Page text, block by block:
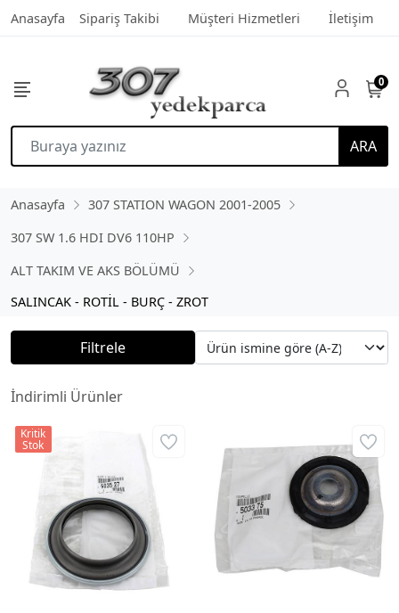
Anasayfa Sipariş Takibi Müşteri Hizmetleri İletişim
ARA
0
Anasayfa
307 STATION WAGON 2001-2005
307 SW 1.6 HDI DV6 110HP
ALT TAKIM VE AKS BÖLÜMÜ
SALINCAK - ROTİL - BURÇ - ZROT
Filtrele
İndirimli Ürünler
Kritik
Stok